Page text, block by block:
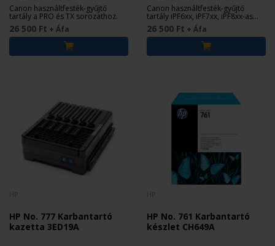
Canon használtfesték-gyűjtő
tartály a PRO és TX sorozathoz.
26 500 Ft + Áfa
Canon használtfesték-gyűjtő
tartály iPF6xx, iPF7xx, iPF8xx-as
sorozathoz.
26 500 Ft + Áfa
HP No. 777 Karbantartó
kazetta 3ED19A
HP No. 761 Karbantartó
készlet CH649A